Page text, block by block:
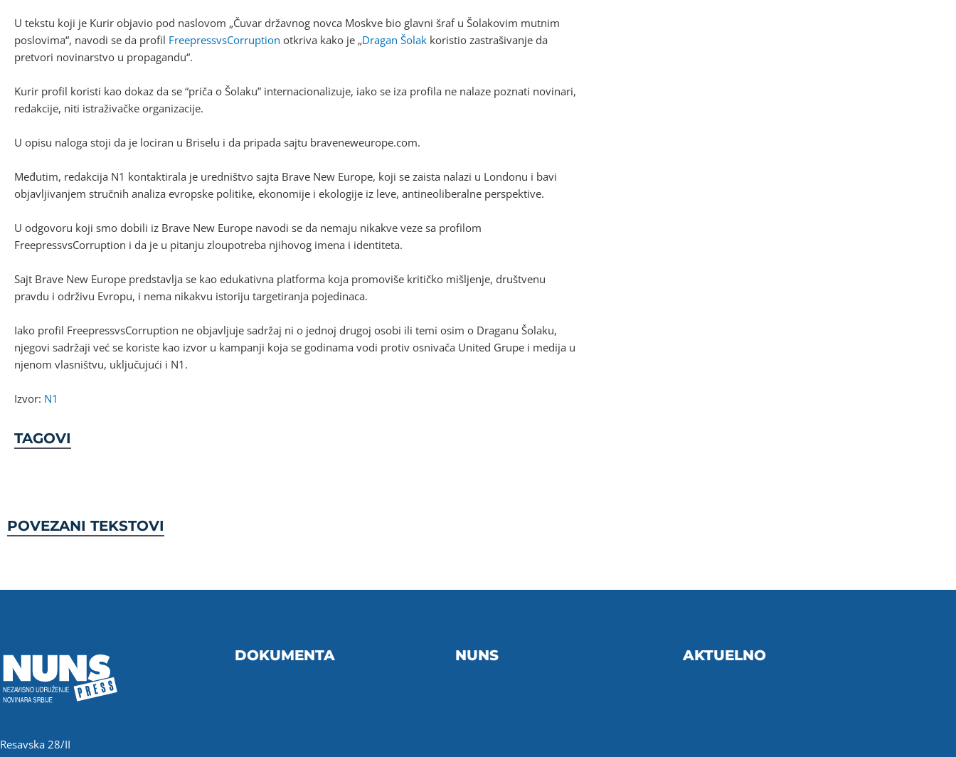
U tekstu koji je Kurir objavio pod naslovom „Čuvar državnog novca Moskve bio glavni šraf u Šolakovim mutnim
poslovima“, navodi se da profil FreepressvsCorruption otkriva kako je „Dragan Šolak koristio zastrašivanje da
pretvori novinarstvo u propagandu“.
Kurir profil koristi kao dokaz da se “priča o Šolaku” internacionalizuje, iako se iza profila ne nalaze poznati novinari,
redakcije, niti istraživačke organizacije.
U opisu naloga stoji da je lociran u Briselu i da pripada sajtu braveneweurope.com.
Međutim, redakcija N1 kontaktirala je uredništvo sajta Brave New Europe, koji se zaista nalazi u Londonu i bavi
objavljivanjem stručnih analiza evropske politike, ekonomije i ekologije iz leve, antineoliberalne perspektive.
U odgovoru koji smo dobili iz Brave New Europe navodi se da nemaju nikakve veze sa profilom
FreepressvsCorruption i da je u pitanju zloupotreba njihovog imena i identiteta.
Sajt Brave New Europe predstavlja se kao edukativna platforma koja promoviše kritičko mišljenje, društvenu
pravdu i održivu Evropu, i nema nikakvu istoriju targetiranja pojedinaca.
Iako profil FreepressvsCorruption ne objavljuje sadržaj ni o jednoj drugoj osobi ili temi osim o Draganu Šolaku,
njegovi sadržaji već se koriste kao izvor u kampanji koja se godinama vodi protiv osnivača United Grupe i medija u
njenom vlasništvu, uključujući i N1.
Izvor: N1
TAGOVI
POVEZANI TEKSTOVI
Resavska 28/II
DOKUMENTA NUNS AKTUELNO